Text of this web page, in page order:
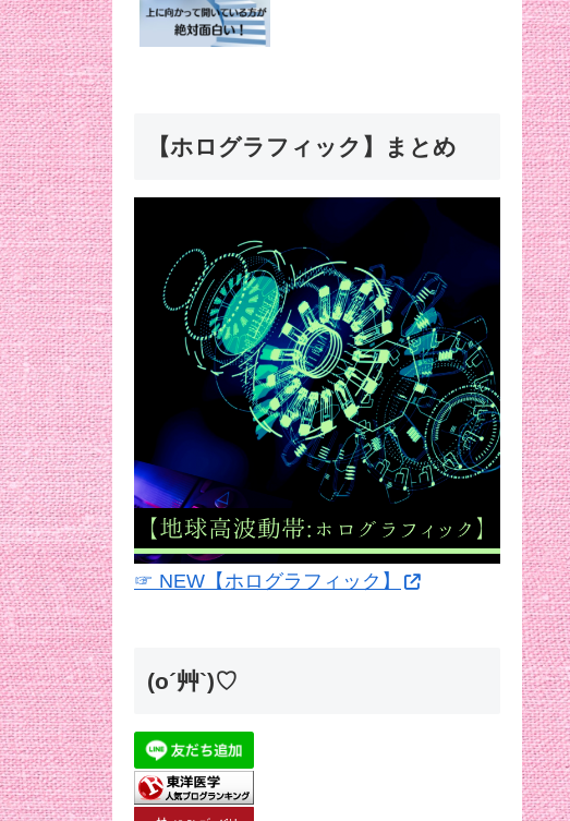
【ホログラフィック】まとめ
☞ NEW【ホログラフィック】
(o´艸`)♡